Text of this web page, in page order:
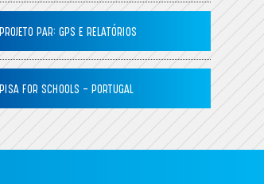
PROJETO PAR: GPS E RELATÓRIOS
PISA FOR SCHOOLS – PORTUGAL